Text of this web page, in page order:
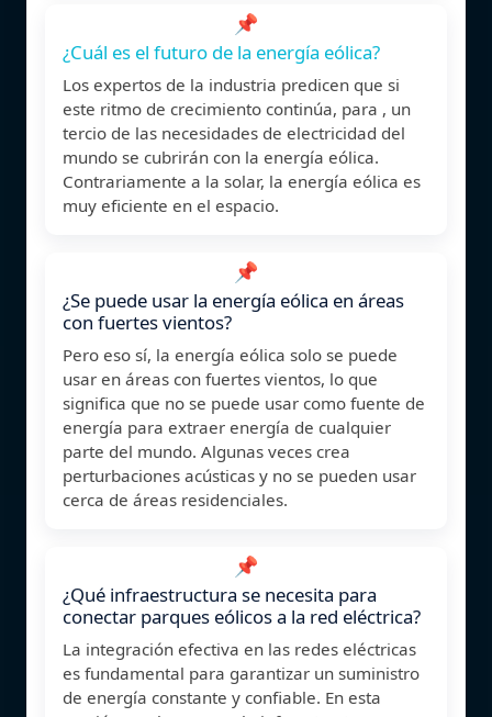
📌
¿Cuál es el futuro de la energía eólica?
Los expertos de la industria predicen que si
este ritmo de crecimiento continúa, para , un
tercio de las necesidades de electricidad del
mundo se cubrirán con la energía eólica.
Contrariamente a la solar, la energía eólica es
muy eficiente en el espacio.
📌
¿Se puede usar la energía eólica en áreas
con fuertes vientos?
Pero eso sí, la energía eólica solo se puede
usar en áreas con fuertes vientos, lo que
significa que no se puede usar como fuente de
energía para extraer energía de cualquier
parte del mundo. Algunas veces crea
perturbaciones acústicas y no se pueden usar
cerca de áreas residenciales.
📌
¿Qué infraestructura se necesita para
conectar parques eólicos a la red eléctrica?
La integración efectiva en las redes eléctricas
es fundamental para garantizar un suministro
de energía constante y confiable. En esta